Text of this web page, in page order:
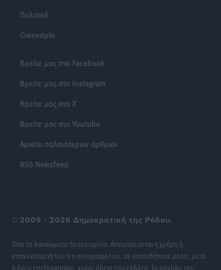
Πολιτική
Οικονομία
Βρείτε μας στο Facebook
Βρείτε μας στο Instagram
Βρείτε μας στο X
Βρείτε μας στο Youtube
Αρχείο παλαιότερων άρθρων
RSS Newsfeed
© 2009 - 2026 Δημοκρατική της Ρόδου.
Όλα τα δικαιώματα δεσμευμένα. Απαγορεύεται η χρήση ή
επανεκπομπή του ή η αντιγραφή του, σε οποιοδήποτε μέσο, μετά
ή άνευ επεξεργασίας, χωρίς άδεια του εκδότη. Το σύνολο του